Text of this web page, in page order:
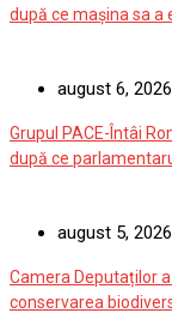
după ce mașina sa a
august 6, 2026
Grupul PACE-Întâi
după ce
august 5, 2026
Camera Deputaților
conservarea